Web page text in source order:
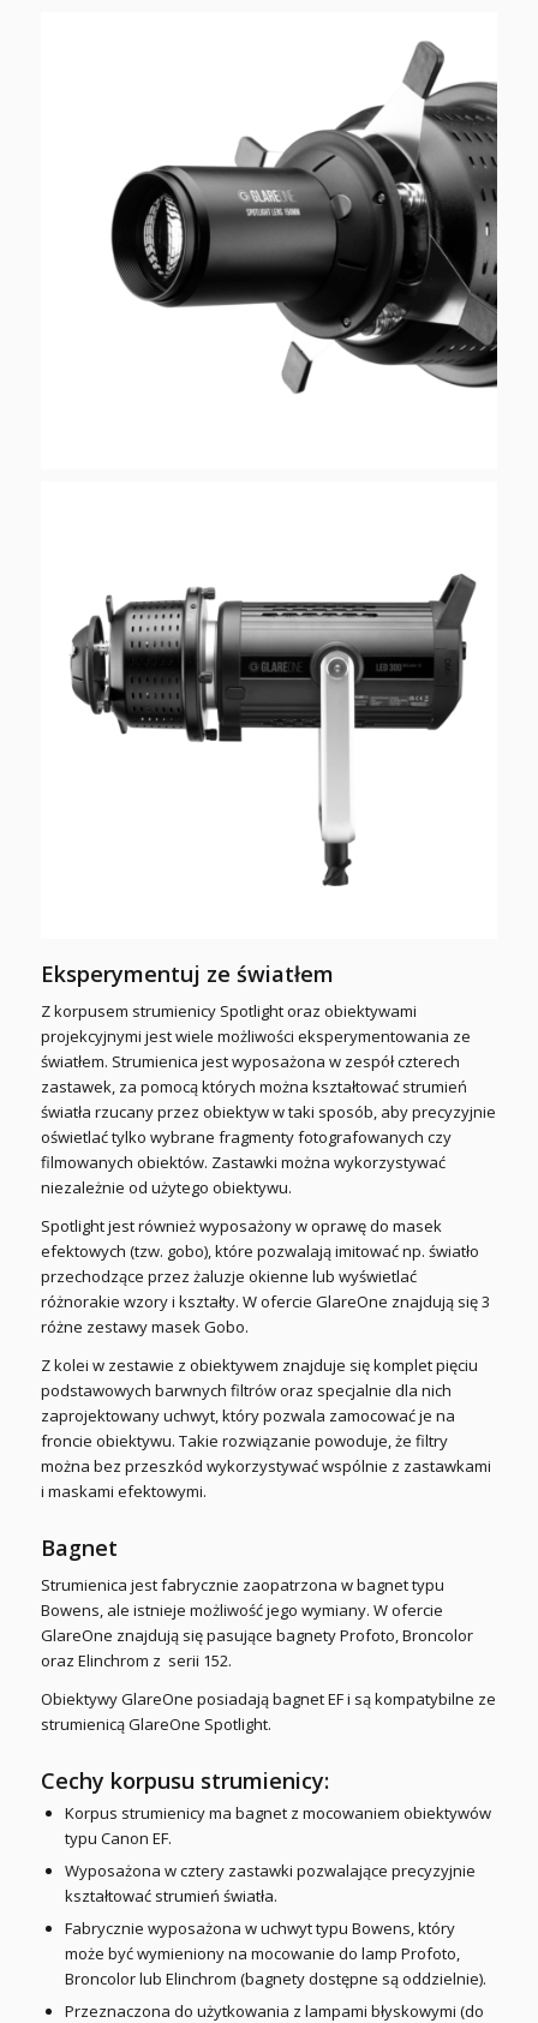
Eksperymentuj ze światłem
Z korpusem strumienicy Spotlight oraz obiektywami
projekcyjnymi jest wiele możliwości eksperymentowania ze
światłem. Strumienica jest wyposażona w zespół czterech
zastawek, za pomocą których można kształtować strumień
światła rzucany przez obiektyw w taki sposób, aby precyzyjnie
oświetlać tylko wybrane fragmenty fotografowanych czy
filmowanych obiektów. Zastawki można wykorzystywać
niezależnie od użytego obiektywu.
Spotlight jest również wyposażony w oprawę do masek
efektowych (tzw. gobo), które pozwalają imitować np. światło
przechodzące przez żaluzje okienne lub wyświetlać
różnorakie wzory i kształty. W ofercie GlareOne znajdują się 3
różne zestawy masek Gobo.
Z kolei w zestawie z obiektywem znajduje się komplet pięciu
podstawowych barwnych filtrów oraz specjalnie dla nich
zaprojektowany uchwyt, który pozwala zamocować je na
froncie obiektywu. Takie rozwiązanie powoduje, że filtry
można bez przeszkód wykorzystywać wspólnie z zastawkami
i maskami efektowymi.
Bagnet
Strumienica jest fabrycznie zaopatrzona w bagnet typu
Bowens, ale istnieje możliwość jego wymiany. W ofercie
GlareOne znajdują się pasujące bagnety Profoto, Broncolor
oraz Elinchrom z serii 152.
Obiektywy GlareOne posiadają bagnet EF i są kompatybilne ze
strumienicą GlareOne Spotlight.
Cechy korpusu strumienicy:
Korpus strumienicy ma bagnet z mocowaniem obiektywów
typu Canon EF.
Wyposażona w cztery zastawki pozwalające precyzyjnie
kształtować strumień światła.
Fabrycznie wyposażona w uchwyt typu Bowens, który
może być wymieniony na mocowanie do lamp Profoto,
Broncolor lub Elinchrom (bagnety dostępne są oddzielnie).
Przeznaczona do użytkowania z lampami błyskowymi (do